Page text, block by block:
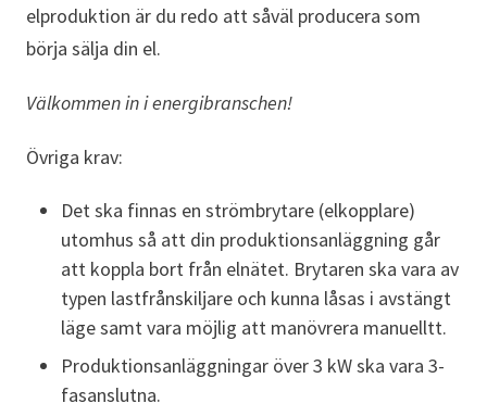
elproduktion är du redo att såväl producera som
börja sälja din el.
Välkommen in i energibranschen!
Övriga krav:
Det ska finnas en strömbrytare (elkopplare)
utomhus så att din produktionsanläggning går
att koppla bort från elnätet. Brytaren ska vara av
typen lastfrånskiljare och kunna låsas i avstängt
läge samt vara möjlig att manövrera manuelltt.
Produktionsanläggningar över 3 kW ska vara 3-
fasanslutna.